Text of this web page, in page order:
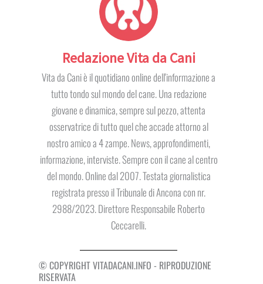
Redazione Vita da Cani
Vita da Cani è il quotidiano online dell'informazione a
tutto tondo sul mondo del cane. Una redazione
giovane e dinamica, sempre sul pezzo, attenta
osservatrice di tutto quel che accade attorno al
nostro amico a 4 zampe. News, approfondimenti,
informazione, interviste. Sempre con il cane al centro
del mondo. Online dal 2007. Testata giornalistica
registrata presso il Tribunale di Ancona con nr.
2988/2023. Direttore Responsabile Roberto
Ceccarelli.
© COPYRIGHT VITADACANI.INFO - RIPRODUZIONE
RISERVATA